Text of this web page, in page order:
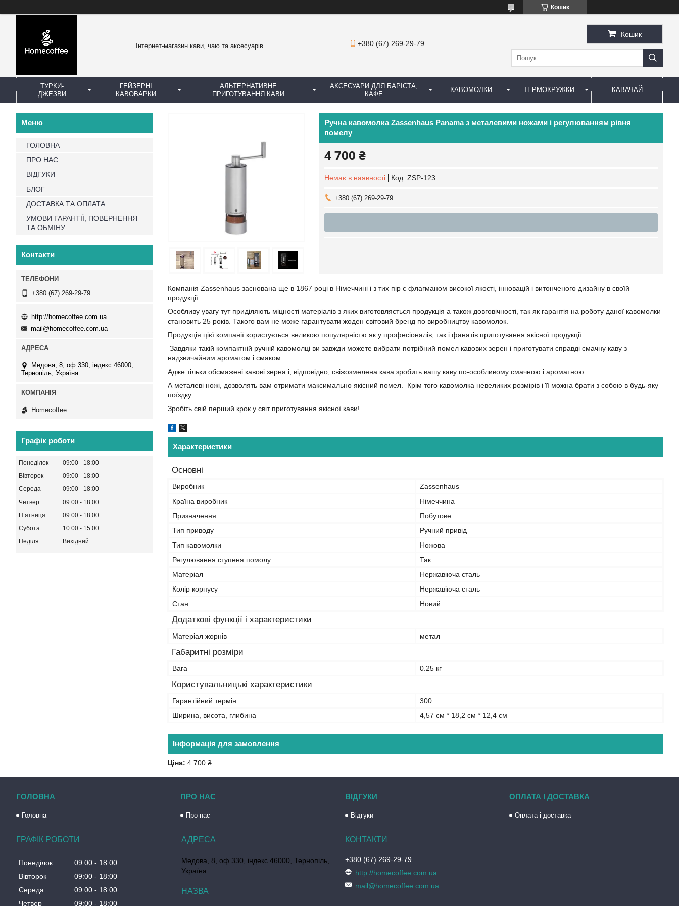
Кошик
Інтернет-магазин кави, чаю та аксесуарів +380 (67) 269-29-79
Кошик
ТУРКИ-
ДЖЕЗВИ
ГЕЙЗЕРНІ
КАВОВАРКИ
АЛЬТЕРНАТИВНЕ
ПРИГОТУВАННЯ КАВИ
АКСЕСУАРИ ДЛЯ БАРІСТА,
КАФЕ
КАВОМОЛКИ ТЕРМОКРУЖКИ КАВАЧАЙ
Ручна кавомолка Zassenhaus Panama з металевими ножами і регулюванням рівня
помелу
4 700 ₴
Немає в наявності Код: ZSP-123
+380 (67) 269-29-79
Компанія Zassenhaus заснована ще в 1867 році в Німеччині і з тих пір є флагманом високої якості, інновацій і витонченого дизайну в своїй
продукції.
Особливу увагу тут приділяють міцності матеріалів з яких виготовляється продукція а також довговічності, так як гарантія на роботу даної кавомолки
становить 25 років. Такого вам не може гарантувати жоден світовий бренд по виробництву кавомолок.
Продукція цієї компанії користується великою популярністю як у професіоналів, так і фанатів приготування якісної продукції.
Завдяки такій компактній ручній кавомолці ви завжди можете вибрати потрібний помел кавових зерен і приготувати справді смачну каву з
надзвичайним ароматом і смаком.
Адже тільки обсмажені кавові зерна і, відповідно, свіжозмелена кава зробить вашу каву по-особливому смачною і ароматною.
А металеві ножі, дозволять вам отримати максимально якісний помел.
Крім того кавомолка невеликих розмірів і її можна брати з собою в будь-яку
поїздку.
Зробіть свій перший крок у світ приготування якісної кави!
Характеристики
Основні
Виробник
Zassenhaus
Країна виробник
Німеччина
Призначення
Побутове
Тип приводу
Ручний привід
Тип кавомолки
Ножова
Регулювання ступеня помолу
Так
Матеріал
Нержавіюча сталь
Колір корпусу
Нержавіюча сталь
Стан
Новий
Додаткові функції і характеристики
Матеріал жорнів метал
Габаритні розміри
Вага 0.25 кг
Користувальницькі характеристики
Гарантійний термін
300
Ширина, висота, глибина
4,57 см * 18,2 см * 12,4 см
Інформація для замовлення
Ціна: 4 700 ₴
ГОЛОВНА
ПРО НАС
ВІДГУКИ
БЛОГ
ДОСТАВКА ТА ОПЛАТА
УМОВИ ГАРАНТІЇ, ПОВЕРНЕННЯ
ТА ОБМІНУ
Контакти
+380 (67) 269-29-79
http://homecoffee.com.ua
mail@homecoffee.com.ua
Медова, 8, оф.330, індекс 46000,
Тернопіль, Україна
Homecoffee
Графік роботи
Понеділок 09:00
18:00
Вівторок
09:00
18:00
Середа
09:00
18:00
Четвер
09:00
18:00
Пʼятниця
09:00
18:00
Субота
10:00
15:00
Неділя
Вихідний
ГОЛОВНА
Головна
ПРО НАС
Про нас
ВІДГУКИ
Відгуки
ОПЛАТА І ДОСТАВКА
Оплата і доставка
ГРАФІК РОБОТИ
Понеділок 09:00
18:00
Вівторок
09:00
18:00
Середа
09:00
18:00
Четвер
09:00 18:00
Медова, 8, оф.330, індекс 46000, Тернопіль,
Україна
+380 (67) 269-29-79
http://homecoffee.com.ua
mail@homecoffee.com.ua